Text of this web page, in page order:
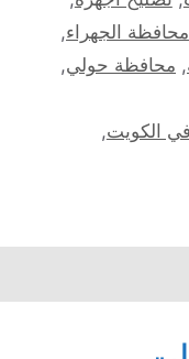
محافظة الجهراء,
, محافظة حولي,
الكويت,